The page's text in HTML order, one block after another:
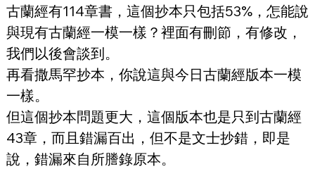
古蘭經有114章書，這個抄本只包括53%，怎能說
與現有古蘭經一模一樣？裡面有刪節，有修改，
我們以後會談到。
再看撒馬罕抄本，你說這與今日古蘭經版本一模
一樣。
但這個抄本問題更大，這個版本也是只到古蘭經
43章，而且錯漏百出，但不是文士抄錯，即是
說，錯漏來自所謄錄原本。